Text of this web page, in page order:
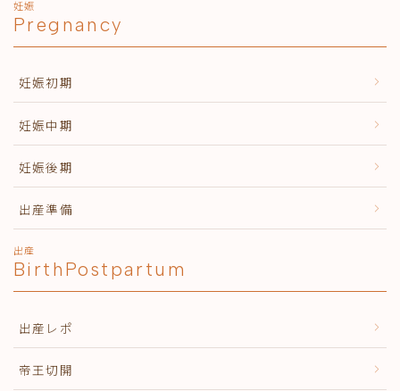
妊娠
Pregnancy
妊娠初期
妊娠中期
妊娠後期
出産準備
出産
BirthPostpartum
出産レポ
帝王切開